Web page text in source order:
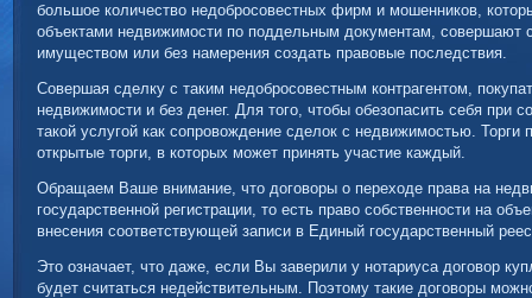
большое количество недобросовестных фирм и мошенников,
объектами недвижимости по поддельным документам, совершают
имуществом или без намерения создать правовые последствия.
Совершая сделку с таким недобросовестным контрагентом,
недвижимости и без денег. Для того, чтобы обезопасить себя при
такой услугой как сопровождение сделок с недвижимостью. Торги
открытые торги, в которых может принять участие каждый.
Обращаем Ваше внимание, что договоры о переходе права на
государственной регистрации, то есть право собственности на
внесения соответствующей записи в Единый государственный
Это означает, что даже, если Вы заверили у нотариуса договор
будет считаться недействительным. Поэтому такие договоры